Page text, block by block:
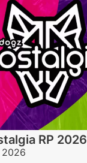
RP 2026